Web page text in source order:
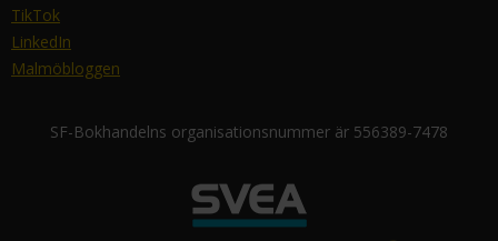
TikTok
LinkedIn
Malmöbloggen
SF-Bokhandelns organisationsnummer är 556389-7478